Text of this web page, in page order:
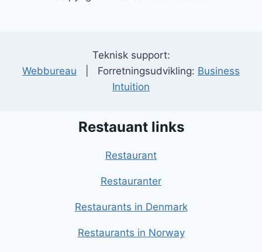
Teknisk support:
Webbureau | Forretningsudvikling: Business
Intuition
Restauant links
Restaurant
Restauranter
Restaurants in Denmark
Restaurants in Norway